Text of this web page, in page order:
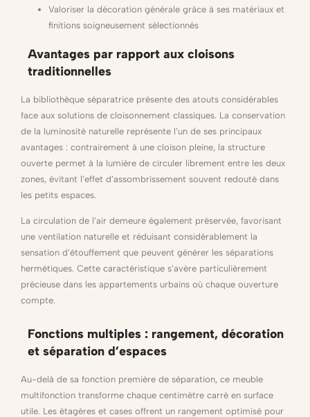
Valoriser la décoration générale grâce à ses matériaux et
finitions soigneusement sélectionnés
Avantages par rapport aux cloisons
traditionnelles
La bibliothèque séparatrice présente des atouts considérables
face aux solutions de cloisonnement classiques. La conservation
de la luminosité naturelle représente l’un de ses principaux
avantages : contrairement à une cloison pleine, la structure
ouverte permet à la lumière de circuler librement entre les deux
zones, évitant l’effet d’assombrissement souvent redouté dans
les petits espaces.
La circulation de l’air demeure également préservée, favorisant
une ventilation naturelle et réduisant considérablement la
sensation d’étouffement que peuvent générer les séparations
hermétiques. Cette caractéristique s’avère particulièrement
précieuse dans les appartements urbains où chaque ouverture
compte.
Fonctions multiples : rangement, décoration
et séparation d’espaces
Au-delà de sa fonction première de séparation, ce meuble
multifonction transforme chaque centimètre carré en surface
utile. Les étagères et cases offrent un rangement optimisé pour